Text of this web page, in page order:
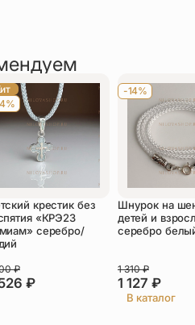
отзыв
свое согласие с
персональных
данных
первым!
крестик без
«КРЭ23
серебро/
₽
₽
-14%
Шнурок на
детей и
серебро
1 127 ₽
1 310₽
В каталог